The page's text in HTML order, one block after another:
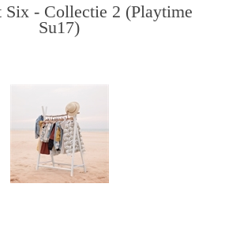
Six - Collectie 2 (Playtime
Su17)